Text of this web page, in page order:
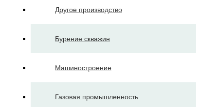
Другое производство
Бурение скважин
Машиностроение
Газовая промышленность